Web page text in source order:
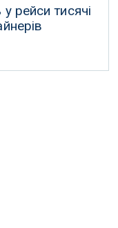
рейси тисячі